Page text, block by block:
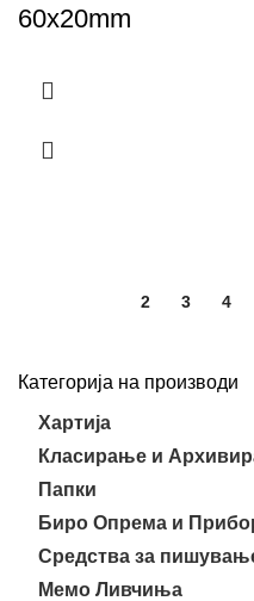
Категорија на производи
Хартија
Класирање и
Папки
Биро Опрема и
Средства за
Мемо Ливчиња
60x20mm
2 3 4